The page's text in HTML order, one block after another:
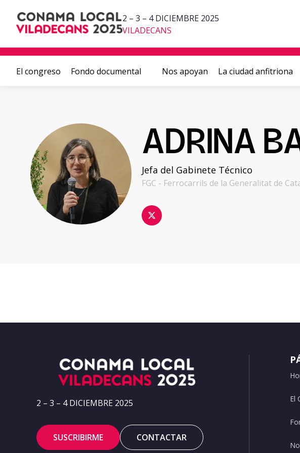
2 – 3 – 4 DICIEMBRE 2025
VILADECANS
El congreso Fondo documental Nos apoyan La ciudad anfitriona
ADRINA
Jefa del Gabinete Técnico
FGC - Ferrocarrils de la Generalitat de
2 – 3 – 4 DICIEMBRE 2025
SUSCRIBIRME CONTACTAR
El